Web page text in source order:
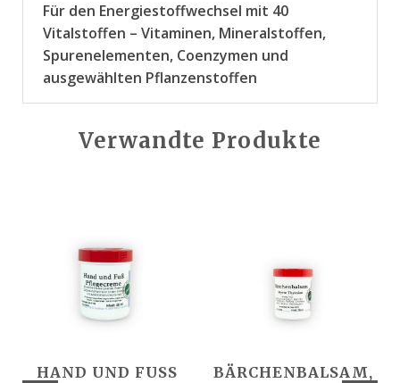
Für den Energiestoffwechsel mit 40
Vitalstoffen – Vitaminen, Mineralstoffen,
Spurenelementen, Coenzymen und
ausgewählten Pflanzenstoffen
Verwandte Produkte
HAND UND FUSS
BÄRCHENBALSAM,